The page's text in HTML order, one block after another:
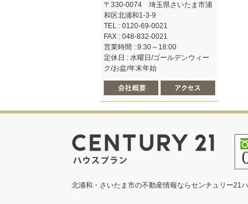
〒330-0074 埼玉県さいたま市浦
和区北浦和1-3-9
TEL : 0120-69-0021
FAX : 048-832-0021
営業時間 : 9:30～18:00
定休日 : 水曜日/ゴールデンウィー
ク/お盆/年末年始
北浦和・さいたま市の不動産情報ならセンチュリー21